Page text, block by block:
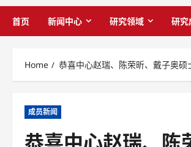
首页 新闻中心 研究领域 研究
Home 恭喜中心赵瑞、陈荣昕、戴子奥硕
成员新闻